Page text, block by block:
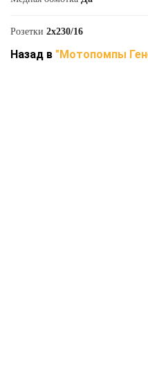
Розетки 2х230/16
Назад в "Мотопомпы